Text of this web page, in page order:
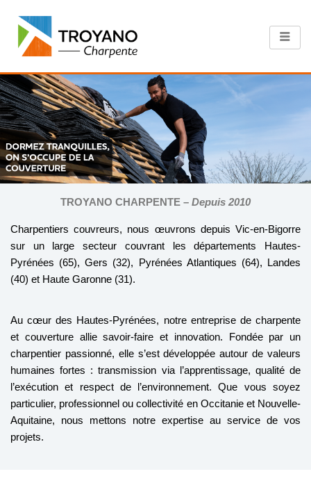
contenu
TROYANO CHARPENTE – Depuis 2010
Charpentiers couvreurs, nous œuvrons depuis Vic-en-Bigorre
sur un large secteur couvrant les départements Hautes-
Pyrénées (65), Gers (32), Pyrénées Atlantiques (64), Landes
(40) et Haute Garonne (31).
Au cœur des Hautes-Pyrénées, notre entreprise de charpente
et couverture allie savoir-faire et innovation. Fondée par un
charpentier passionné, elle s’est développée autour de valeurs
humaines fortes : transmission via l’apprentissage, qualité de
l’exécution et respect de l’environnement. Que vous soyez
particulier, professionnel ou collectivité en Occitanie et Nouvelle-
Aquitaine, nous mettons notre expertise au service de vos
projets.